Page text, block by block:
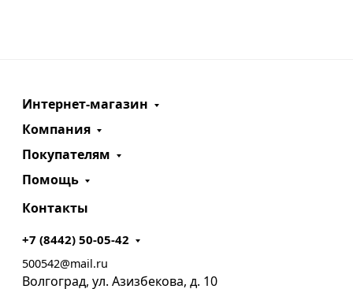
Интернет-магазин
Компания
Покупателям
Помощь
Контакты
+7 (8442) 50-05-42
500542@mail.ru
Волгоград, ул. Азизбекова, д. 10